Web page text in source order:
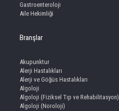
Gastroenteroloji
Aile Hekimliği
Branşlar
Akupunktur
Alerji Hastalıkları
Alerji ve Göğüs Hastalıkları
Algoloji
Algoloji (Fiziksel Tıp ve Rehabilitasyon)
Algoloji (Noroloji)